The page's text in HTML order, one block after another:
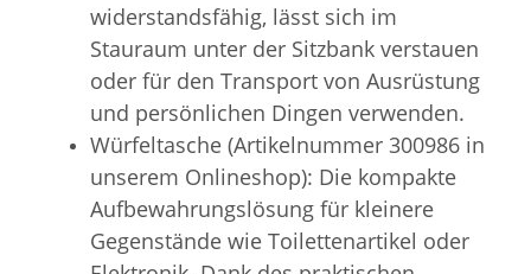
widerstandsfähig, lässt sich im
Stauraum unter der Sitzbank verstauen
oder für den Transport von Ausrüstung
und persönlichen Dingen verwenden.
Würfeltasche (Artikelnummer 300986 in
unserem Onlineshop): Die kompakte
Aufbewahrungslösung für kleinere
Gegenstände wie Toilettenartikel oder